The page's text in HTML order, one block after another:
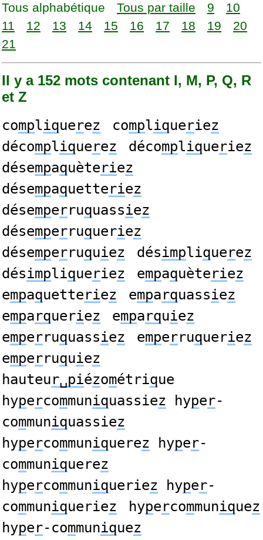
Tous alphabétique Tous par taille 9
10
11
12 13 14 15 16 17 18 19
20
21
Il y a 152 mots contenant I, M, P, Q, R
et Z
compliquerez compliqueriez
décompliquerez décompliqueriez
désempaquèteriez
désempaquetteriez
désemperruquassiez
désemperruqueriez
désemperruquiez désimpliquerez
désimpliqueriez empaquèteriez
empaquetteriez emparquassiez
emparqueriez emparquiez
emperruquassiez emperruqueriez
emperruquiez
hauteur␣piézométrique
hypercommuniquassiez hyper-
communiquassiez
hypercommuniquerez hyper-
communiquerez
hypercommuniqueriez hyper-
communiqueriez hypercommuniquez
hyper-communiquez